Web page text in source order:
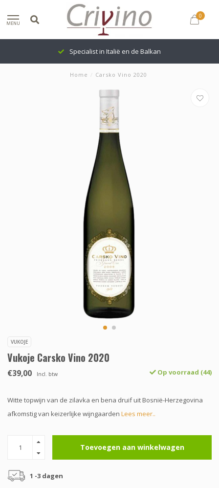
MENU
0
Specialist in Italië en de Balkan
Home / Carsko Vino 2020
VUKOJE
Vukoje Carsko Vino 2020
€39,00 Incl. btw Op voorraad (44)
Witte topwijn van de zilavka en bena druif uit Bosnië-Herzegovina
afkomstig van keizerlijke wijngaarden Lees meer..
Toevoegen aan winkelwagen
1 -3 dagen